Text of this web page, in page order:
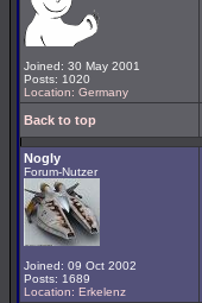
Joined: 30 May 2001
Posts: 1020
Location: Germany
Back to top
Nogly
Forum-Nutzer
Joined: 09 Oct 2002
Posts: 1689
Location: Erkelenz